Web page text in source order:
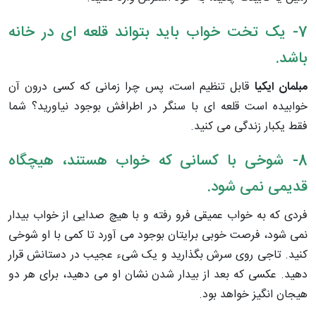
7- یک تخت خواب باید بتواند قلعه ای در خانه
باشد.
مبلمان ایکیا قابل تنظیم است، پس چرا زمانی که کسی درون آن
خوابیده است قلعه ای با سنگر در اطرافش بوجود نیاورید؟ شما
فقط یکبار زندگی می کنید.
8- شوخی با کسانی که خواب هستند، هیچگاه
قدیمی نمی شود.
فردی که به خواب عمیقی فرو رفته و با هیچ صدایی از خواب بیدار
نمی شود، فرصت خوبی برایتان بوجود می آورد تا کمی با او شوخی
کنید. تاجی روی سرش بگذارید و یک شیء عجیب در دستانش قرار
دهید. عکسی که بعد از بیدار شدن نشان او می دهید، برای هر دو
هیجان انگیز خواهد بود.